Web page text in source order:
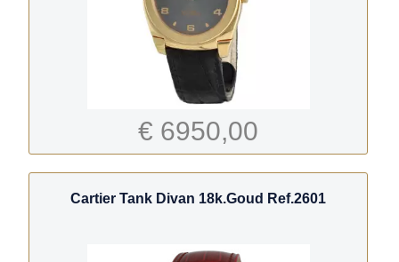
€ 6950,00
Cartier Tank Divan 18k.Goud Ref.2601